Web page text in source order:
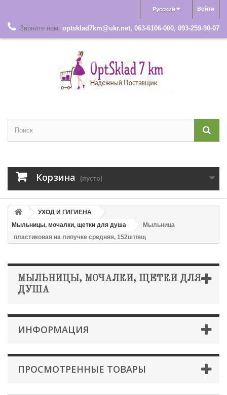
Войти
Русский
Звоните нам: optsklad7km@ukr.net, 063-6106-000, 093-259-90-07
Корзина (пусто)
УХОД И ГИГИЕНА
Мыльницы, мочалки, щетки для душа
Мыльница
пластиковая на липучке средняя, 152шт/ящ
МЫЛЬНИЦЫ, МОЧАЛКИ, ЩЕТКИ ДЛЯ
ДУША
ИНФОРМАЦИЯ
ПРОСМОТРЕННЫЕ ТОВАРЫ